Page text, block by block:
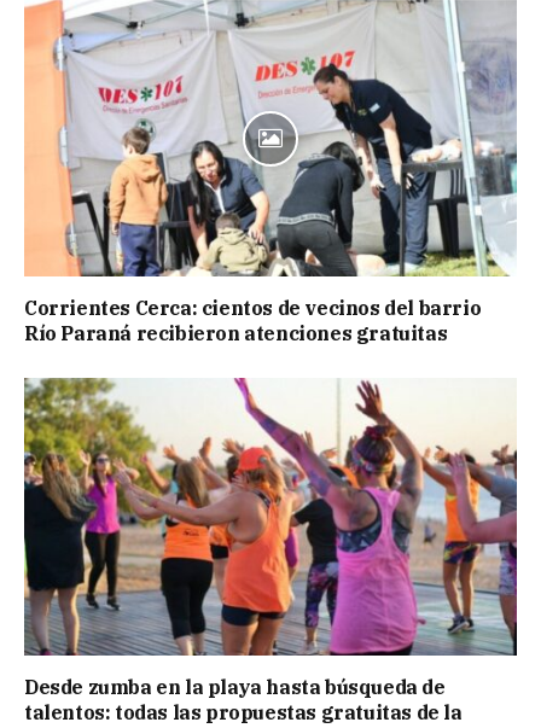
Corrientes Cerca: cientos de vecinos del barrio
Río Paraná recibieron atenciones gratuitas
Desde zumba en la playa hasta búsqueda de
talentos: todas las propuestas gratuitas de la